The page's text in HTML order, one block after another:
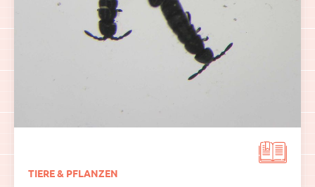
TIERE & PFLANZEN